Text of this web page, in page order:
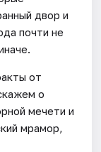
двор и
почти не
от
о
мечети и
мрамор,